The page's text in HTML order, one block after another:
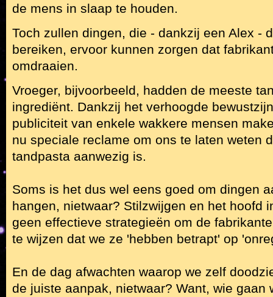
de mens in slaap te houden.
Toch zullen dingen, die - dankzij een Alex -
bereiken, ervoor kunnen zorgen dat
omdraaien.
Vroeger, bijvoorbeeld, hadden de meeste
ingrediënt. Dankzij het verhoogde
publiciteit van enkele wakkere mensen
nu speciale reclame om ons te laten weten
tandpasta aanwezig is.
Soms is het dus wel eens goed om dingen
hangen, nietwaar? Stilzwijgen en het hoofd
geen effectieve strategieën om de
te wijzen dat we ze 'hebben betrapt' op
En de dag afwachten waarop we zelf
de juiste aanpak, nietwaar? Want, wie gaan